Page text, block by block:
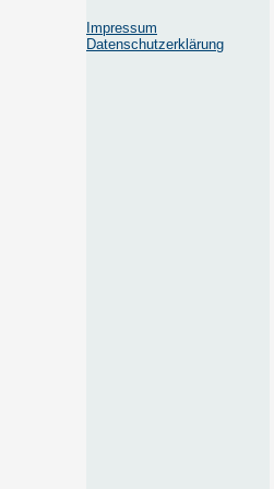
Impressum
Datenschutzerklärung